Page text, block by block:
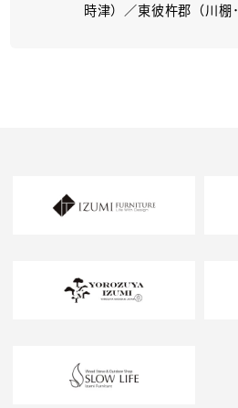
時津）／東彼杵郡（川棚